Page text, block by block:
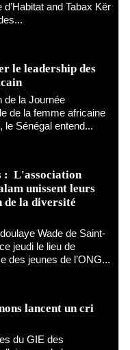
and Tabax Kër
le leadership des
de la Journée
de la femme africaine
le Sénégal entend...
: L'association
unissent leurs
de la diversité
Wade de Saint-
jeudi le lieu de
des jeunes de l’ONG...
lancent un cri
du GIE des